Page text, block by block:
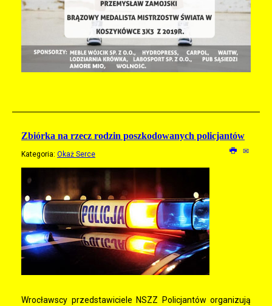
Zbiórka na rzecz rodzin poszkodowanych policjantów
Kategoria: Okaż Serce
Wrocławscy przedstawiciele NSZZ Policjantów organizują